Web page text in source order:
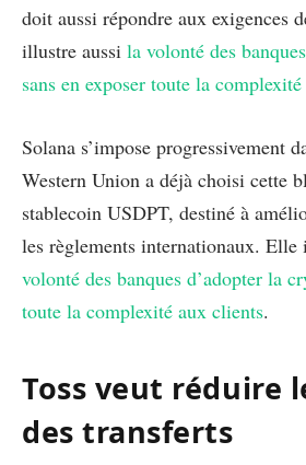
doit aussi répondre aux exigences
illustre aussi la volonté des
sans en exposer toute la
Solana s’impose progressivement
Western Union a déjà choisi cette
stablecoin USDPT, destiné à
les règlements internationaux. Elle
volonté des banques d’adopter la
toute la complexité aux clients.
Toss veut réduire
des transferts